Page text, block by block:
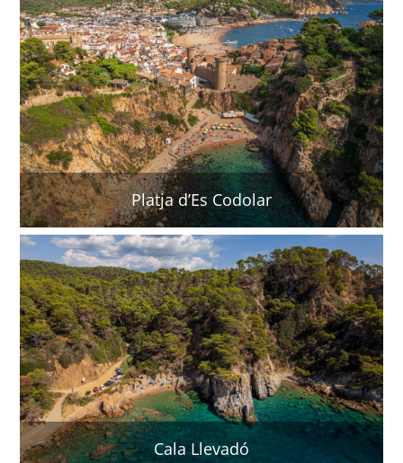
Platja d’Es Codolar
Cala Llevadó